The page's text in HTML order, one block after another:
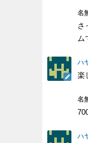
名
さ
ム
ハ
楽
名
ハ